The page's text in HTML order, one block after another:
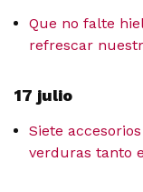
Que no falte
refrescar
17 julio
Siete
verduras tanto